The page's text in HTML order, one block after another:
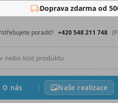
Doprava zdarma od
poradit? +420 548 211 748
O nás Naše realizace